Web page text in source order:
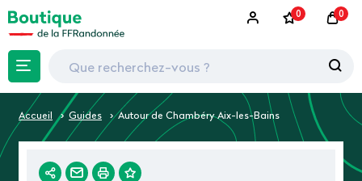
0 0
Accueil Guides Autour de Chambéry Aix-les-Bains